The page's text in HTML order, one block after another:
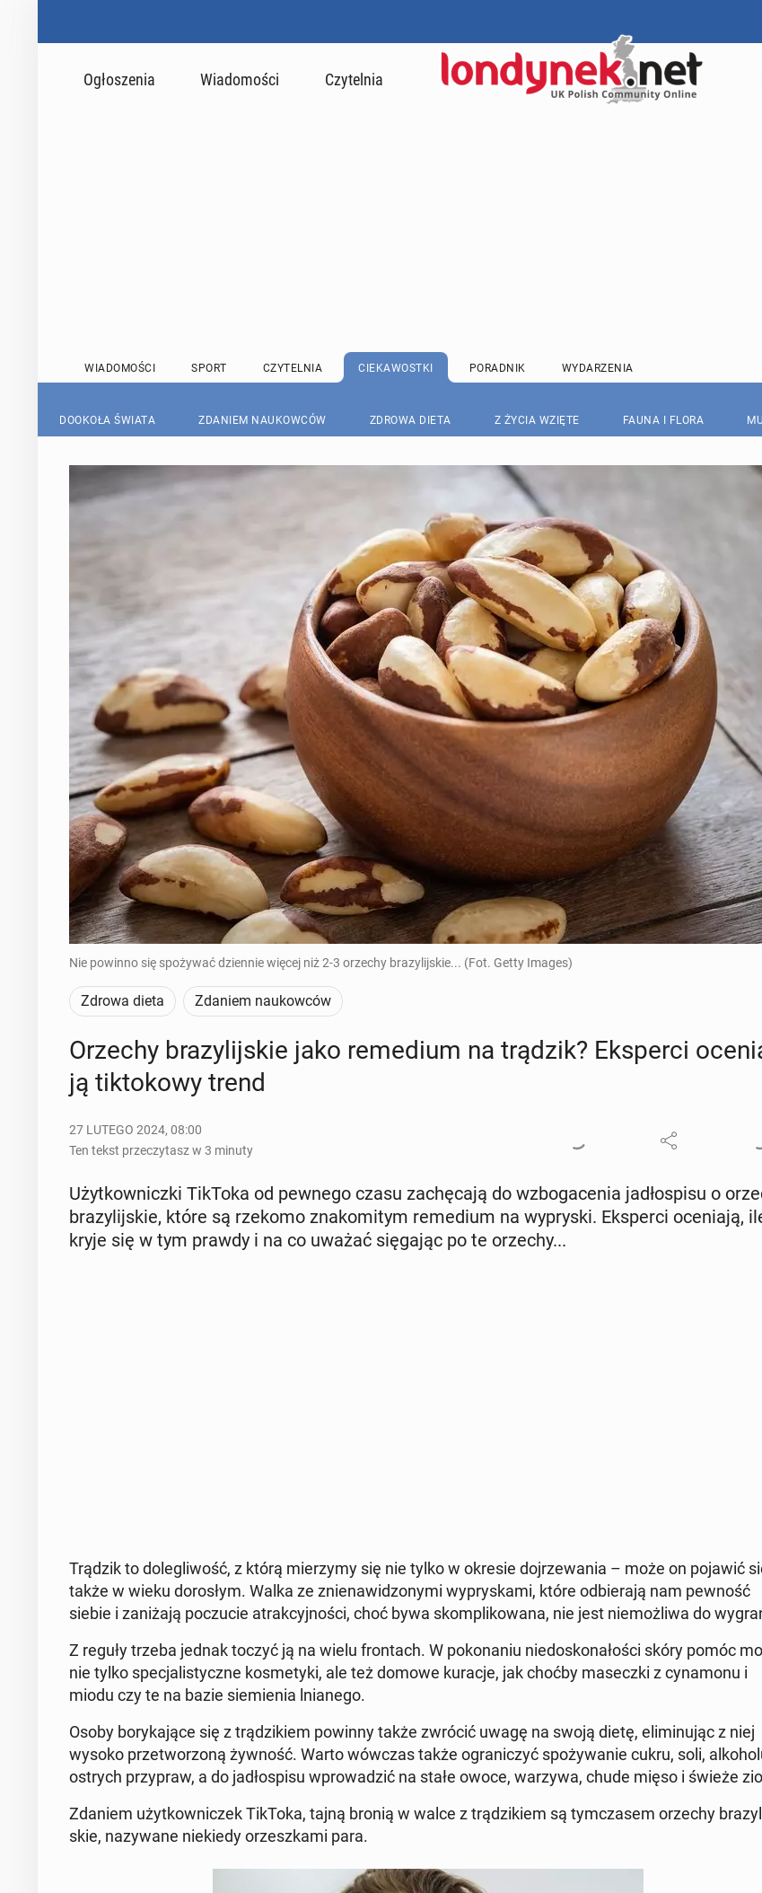
Ogłoszenia Wiadomości Czytelnia
WIADOMOŚCI SPORT CZYTELNIA CIEKAWOSTKI PORADNIK WYDARZENIA
DOOKOŁA ŚWIATA ZDANIEM NAUKOWCÓW ZDROWA DIETA Z ŻYCIA WZIĘTE FAUNA I FLORA
Nie powinno się spożywać dziennie więcej niż 2-3 orzechy brazylijskie... (Fot. Getty Images)
Zdrowa dieta Zdaniem naukowców
Orzechy bra­zy­lij­skie jako re­me­dium na trądzik? Eks­per­ci
ją tik­to­ko­wy trend
27 LUTEGO 2024, 08:00
Ten tekst przeczytasz w 3 minuty
Użyt­kow­nicz­ki TikToka od pewnego czasu za­chę­ca­ją do wzbo­ga­ce­nia ja­dło­spi­su o
bra­zy­lij­skie, które są rzekomo zna­ko­mi­tym re­me­dium na wy­pry­ski. Eks­per­ci oce­nia­ją,
kryje się w tym prawdy i na co uważać się­ga­jąc po te orzechy...
Trądzik to do­le­gli­wość, z którą mie­rzy­my się nie tylko w okresie doj­rze­wa­nia – może on pojawić
także w wieku do­ro­słym. Walka ze znie­na­wi­dzo­ny­mi wy­pry­ska­mi, które od­bie­ra­ją nam pewność
siebie i za­ni­ża­ją po­czu­cie atrak­cyj­no­ści, choć bywa skom­pli­ko­wa­na, nie jest nie­moż­li­wa do
Z reguły trzeba jednak toczyć ją na wielu fron­tach. W po­ko­na­niu nie­do­sko­na­ło­ści skóry pomóc
nie tylko spe­cja­li­stycz­ne ko­sme­ty­ki, ale też domowe kuracje, jak choćby ma­secz­ki z cy­na­mo­nu i
miodu czy te na bazie sie­mie­nia lnia­ne­go.
Osoby bo­ry­ka­ją­ce się z trą­dzi­kiem powinny także zwrócić uwagę na swoją dietę, eli­mi­nu­jąc z niej
wysoko prze­two­rzo­ną żywność. Warto wówczas także ogra­ni­czyć spo­ży­wa­nie cukru, soli,
ostrych przy­praw, a do ja­dło­spi­su wpro­wa­dzić na stałe owoce, warzywa, chude mięso i świeże
Zdaniem użyt­kow­ni­czek TikToka, tajną bronią w walce z trą­dzi­kiem są tym­cza­sem orzechy
skie, na­zy­wa­ne nie­kie­dy orzesz­ka­mi para.